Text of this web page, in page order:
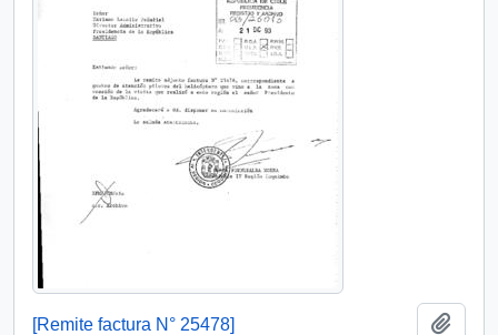
[Remite factura N° 25478]